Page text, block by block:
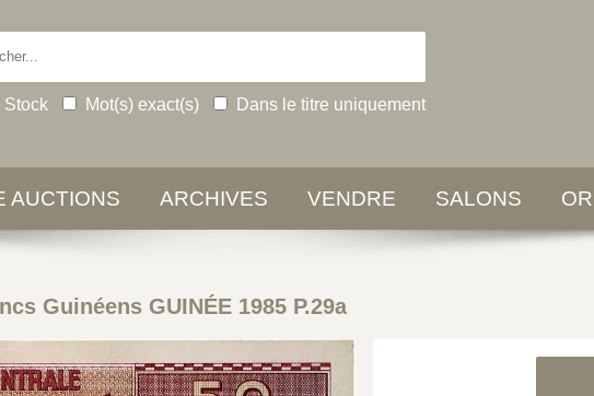
Stock Mot(s) exact(s) Dans le titre uniquement
AUCTIONS ARCHIVES VENDRE SALONS OR
Guinéens GUINÉE 1985 P.29a